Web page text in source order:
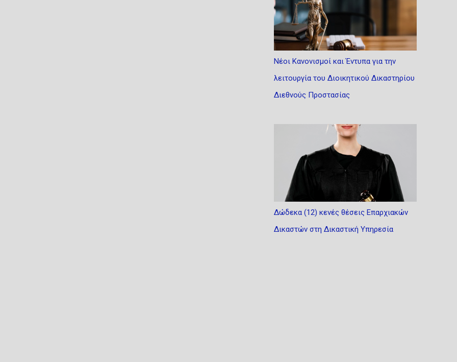
Νέοι Κανονισμοί και Έντυπα για την
λειτουργία του Διοικητικού Δικαστηρίου
Διεθνούς Προστασίας
Δώδεκα (12) κενές θέσεις Επαρχιακών
Δικαστών στη Δικαστική Υπηρεσία